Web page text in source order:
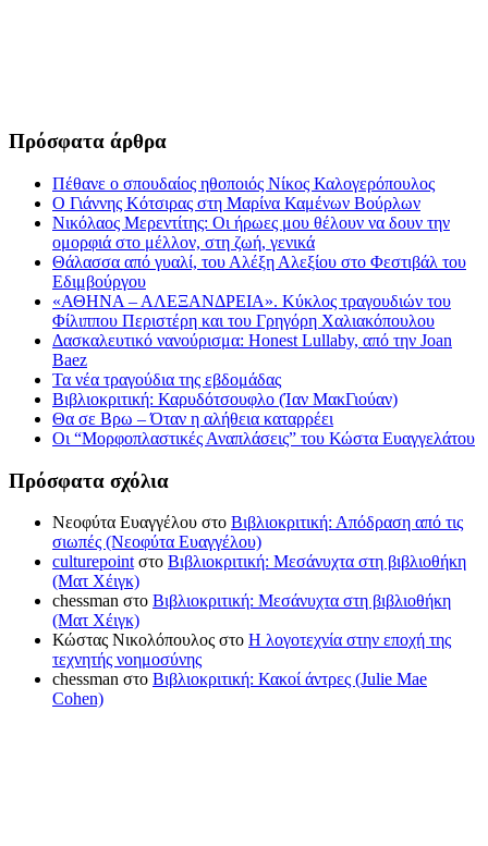
Πρόσφατα άρθρα
Πέθανε ο σπουδαίος ηθοποιός Νίκος Καλογερόπουλος
Ο Γιάννης Κότσιρας στη Μαρίνα Καμένων Βούρλων
Νικόλαος Μερεντίτης: Οι ήρωες μου θέλουν να δουν την
ομορφιά στο μέλλον, στη ζωή, γενικά
Θάλασσα από γυαλί, του Αλέξη Αλεξίου στο Φεστιβάλ του
Εδιμβούργου
«ΑΘΗΝΑ – ΑΛΕΞΑΝΔΡΕΙΑ». Κύκλος τραγουδιών του
Φίλιππου Περιστέρη και του Γρηγόρη Χαλιακόπουλου
Δασκαλευτικό νανούρισμα: Honest Lullaby, από την Joan
Baez
Τα νέα τραγούδια της εβδομάδας
Βιβλιοκριτική: Καρυδότσουφλο (Ίαν ΜακΓιούαν)
Θα σε Βρω – Όταν η αλήθεια καταρρέει
Οι “Μορφοπλαστικές Αναπλάσεις” του Κώστα Ευαγγελάτου
Πρόσφατα σχόλια
Νεοφύτα Ευαγγέλου στο Βιβλιοκριτική: Απόδραση από τις
σιωπές (Νεοφύτα Ευαγγέλου)
culturepointστο Βιβλιοκριτική: Μεσάνυχτα στη βιβλιοθήκη
(Ματ Χέιγκ)
chessman στο Βιβλιοκριτική: Μεσάνυχτα στη βιβλιοθήκη
(Ματ Χέιγκ)
Κώστας Νικολόπουλος στο Η λογοτεχνία στην εποχή της
τεχνητής νοημοσύνης
chessman στο Βιβλιοκριτική: Κακοί άντρες (Julie Mae
Cohen)